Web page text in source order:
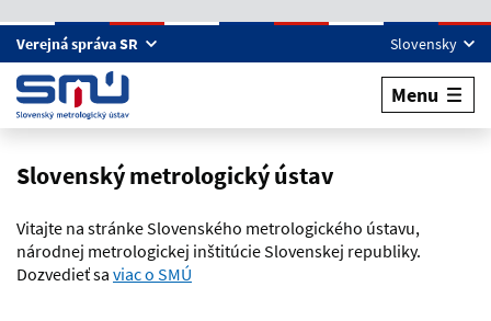
Preskočiť na hlavný obsah
Verejná správa SR Slovensky
Menu
Slovenský metrologický ústav
Vitajte na stránke Slovenského metrologického ústavu,
národnej metrologickej inštitúcie Slovenskej republiky.
Dozvedieť sa viac o SMÚ